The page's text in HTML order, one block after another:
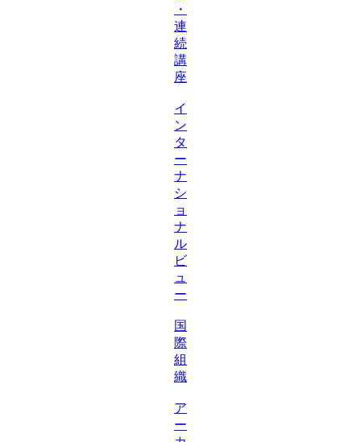
・
連
続
講
座
イ
ン
タ
ー
ナ
シ
ョ
ナ
ル
ビ
ュ
ー
国
際
組
織
ア
ー